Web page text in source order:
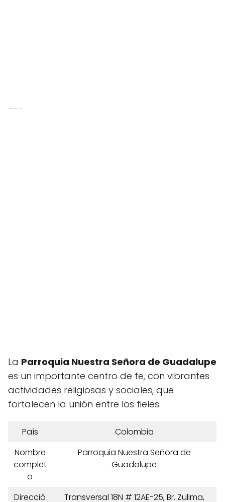
---
La Parroquia Nuestra Señora de Guadalupe
es un importante centro de fe, con vibrantes
actividades religiosas y sociales, que
fortalecen la unión entre los fieles.
País
Colombia
Nombre
complet
o
Parroquia Nuestra Señora de
Guadalupe
Direcció Transversal 18N # 12AE-25, Br. Zulima,